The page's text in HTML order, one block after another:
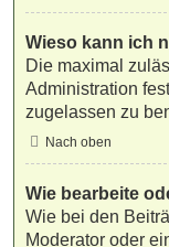
Wieso kann ich
Die maximal
Administration
zugelassen zu
Nach oben
Wie bearbeite
Wie bei den
Moderator oder